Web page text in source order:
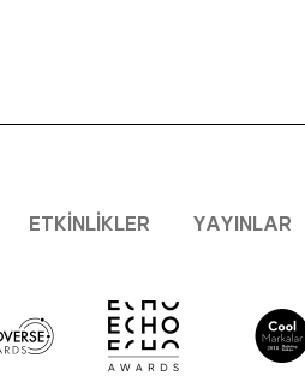
ETKINLIKLER YAYINLAR